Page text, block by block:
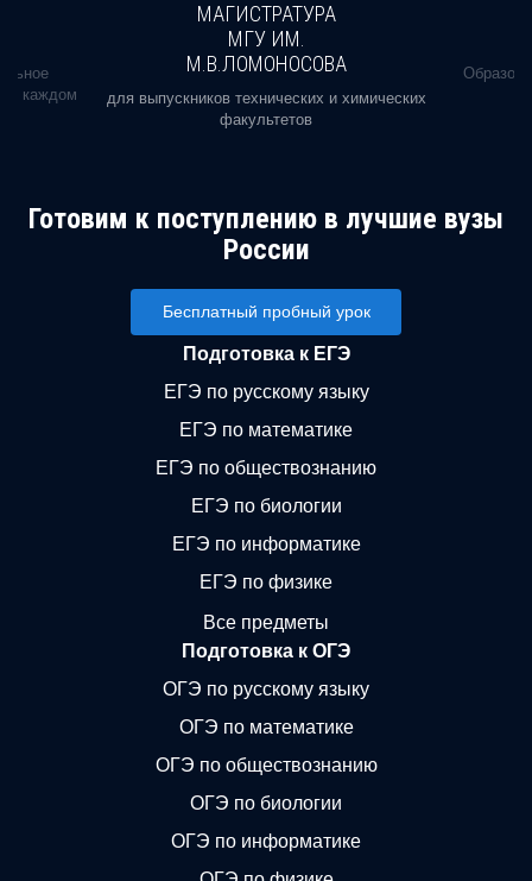
в каждом
МАГИСТРАТУРА
МГУ ИМ.
М.В.ЛОМОНОСОВА
для выпускников технических и химических
факультетов
Готовим к поступлению в лучшие вузы
России
Бесплатный пробный урок
Подготовка к ЕГЭ
ЕГЭ по русскому языку
ЕГЭ по математике
ЕГЭ по обществознанию
ЕГЭ по биологии
ЕГЭ по информатике
ЕГЭ по физике
Все предметы
Подготовка к ОГЭ
ОГЭ по русскому языку
ОГЭ по математике
ОГЭ по обществознанию
ОГЭ по биологии
ОГЭ по информатике